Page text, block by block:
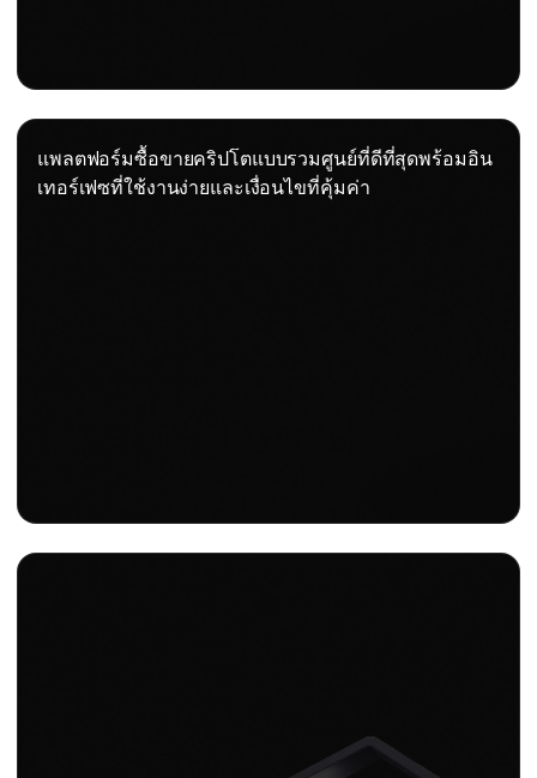
แพลตฟอร์มซื้อขายคริปโตแบบรวมศูนย์ที่ดีที่สุดพร้อมอิน
เทอร์เฟซที่ใช้งานง่ายและเงื่อนไขที่คุ้มค่า